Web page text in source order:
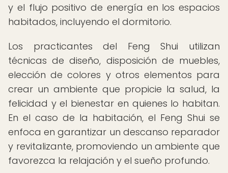
y el flujo positivo de energía en los espacios
habitados, incluyendo el dormitorio.
Los practicantes del Feng Shui utilizan
técnicas de diseño, disposición de muebles,
elección de colores y otros elementos para
crear un ambiente que propicie la salud, la
felicidad y el bienestar en quienes lo habitan.
En el caso de la habitación, el Feng Shui se
enfoca en garantizar un descanso reparador
y revitalizante, promoviendo un ambiente que
favorezca la relajación y el sueño profundo.